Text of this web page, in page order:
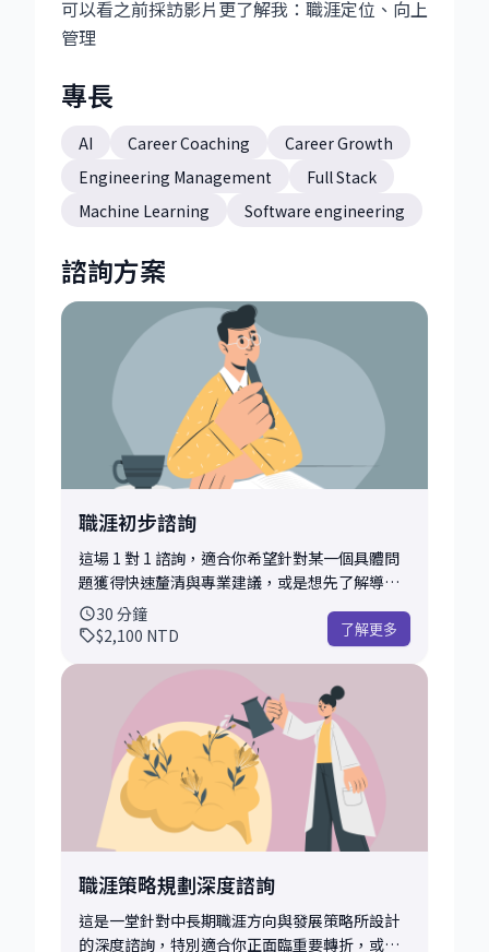
可以看之前採訪影片更了解我： 職涯定位、向上
管理
專長
AI Career Coaching
Career Growth
Engineering Management
Full Stack
Machine Learning
Software engineering
諮詢方案
職涯初步諮詢
這場 1 對 1 諮詢，適合你希望針對某一個具體問
題獲得快速釐清與專業建議，或是想先了解導師
的風格與互動方式。這也是許多學員進行首次會
談、試水溫的選擇。 在這段時間內，我們會先簡
架，或是下一步行動方向。 你可以討論的主題非
常彈性，以下是一些常見範例： • 對職涯方向感
到迷惘，想獲得一些釐清與建議 • 正在考慮轉職
／換產業，但不確定是否是對的時機 • 面試前想
快速練習一些常見題目或自我介紹 • 想詢問技能
學習、進修、職涯路線的選擇 • 有一段經歷不知
道該如何寫入履歷或表現成亮點 • 想了解導師的
風格與互動方式 • 希望先試試看 mentoring 的
感覺 • 有其他任何與科技職涯相關的問題 以上只
是一些範例，只要是與科技職涯相關的任何問
題，都歡迎帶來討論。如果你不確定問題怎麼定
30 分鐘
$2,100 NTD 了解更多
職涯策略規劃深度諮詢
這是一堂針對中長期職涯方向與發展策略所設計
的深度諮詢，特別適合你正面臨重要轉折，或希